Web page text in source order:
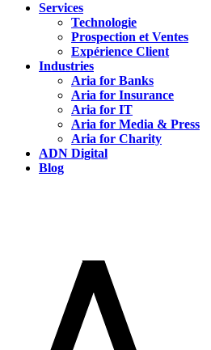
Services
Technologie
Prospection et Ventes
Expérience Client
Industries
Aria for Banks
Aria for Insurance
Aria for IT
Aria for Media & Press
Aria for Charity
ADN Digital
Blog